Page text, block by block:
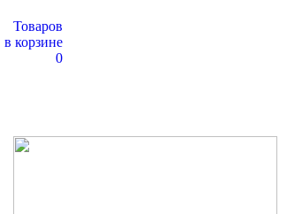
Товаров
в корзине
0